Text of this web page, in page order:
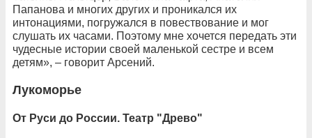
Папанова и многих других и проникался их
интонациями, погружался в повествование и мог
слушать их часами. Поэтому мне хочется передать эти
чудесные истории своей маленькой сестре и всем
детям», – говорит Арсений.
Лукоморье
От Руси до России. Театр "Древо"